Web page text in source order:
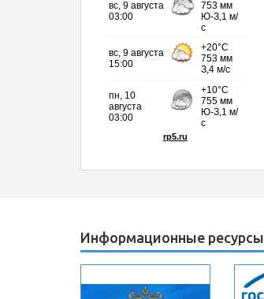
Информационные ресурсы